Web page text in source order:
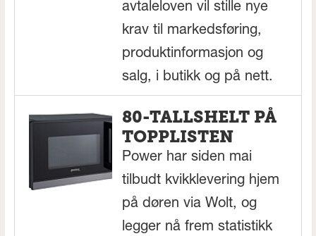
avtaleloven vil stille nye
krav til markedsføring,
produktinformasjon og
salg, i butikk og på nett.
80-TALLSHELT PÅ
TOPPLISTEN
Power har siden mai
tilbudt kvikklevering hjem
på døren via Wolt, og
legger nå frem statistikk